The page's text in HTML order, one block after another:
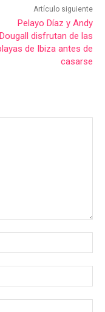
Artículo siguiente
Pelayo Díaz y Andy
disfrutan de las
de Ibiza antes de
casarse